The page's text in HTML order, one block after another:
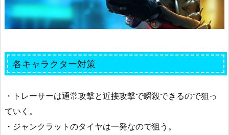
各キャラクター対策
・トレーサーは通常攻撃と近接攻撃で瞬殺できるので狙っ
ていく。
・ジャンクラットのタイヤは一発なので狙う。